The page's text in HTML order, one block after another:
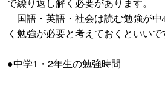
で繰り返し解く必要があります。
国語・英語・社会は読む勉強が
く勉強が必要と考えておくといいで
●中学1・2年生の勉強時間